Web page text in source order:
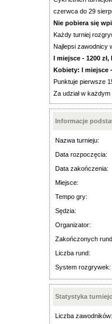
czerwca do 29
Nie pobiera się
Każdy turniej
Najlepsi zawodnicy
I miejsce - 1200 zł,
Kobiety: I miejsce -
Punktuje pierwsze
Za udział w
Informacje
Nazwa turnieju:
Data rozpoczęcia:
Data zakończenia:
Miejsce:
Tempo gry:
Sędzia:
Organizator:
Zakończonych
Liczba rund:
System rozgrywek:
Statystyka
Liczba zawodników: